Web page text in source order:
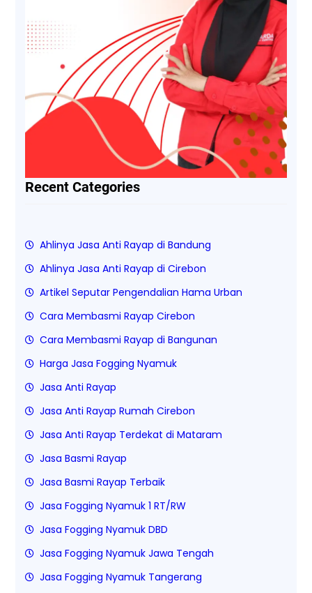
Recent Categories
Ahlinya Jasa Anti Rayap di Bandung
Ahlinya Jasa Anti Rayap di Cirebon
Artikel Seputar Pengendalian Hama Urban
Cara Membasmi Rayap Cirebon
Cara Membasmi Rayap di Bangunan
Harga Jasa Fogging Nyamuk
Jasa Anti Rayap
Jasa Anti Rayap Rumah Cirebon
Jasa Anti Rayap Terdekat di Mataram
Jasa Basmi Rayap
Jasa Basmi Rayap Terbaik
Jasa Fogging Nyamuk 1 RT/RW
Jasa Fogging Nyamuk DBD
Jasa Fogging Nyamuk Jawa Tengah
Jasa Fogging Nyamuk Tangerang